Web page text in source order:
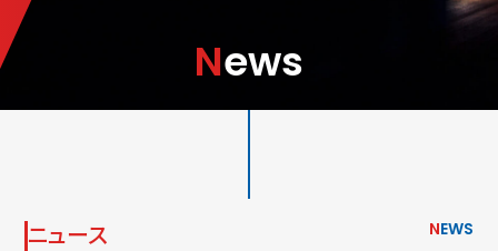
News
ニュース NEWS